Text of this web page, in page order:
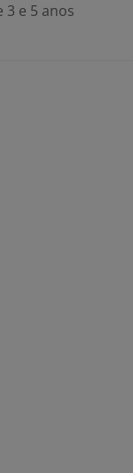
3 e 5 anos